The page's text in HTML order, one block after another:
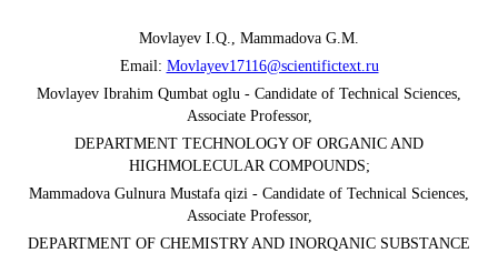
Movlayev I.Q., Mammadova G.M.
Email: Movlayev17116@scientifictext.ru
Movlayev Ibrahim Qumbat oglu - Candidate of Technical Sciences,
Associate Professor,
DEPARTMENT TECHNOLOGY OF ORGANIC AND
HIGHMOLECULAR COMPOUNDS;
Mammadova Gulnura Mustafa qizi - Candidate of Technical Sciences,
Associate Professor,
DEPARTMENT OF CHEMISTRY AND INORQANIC SUBSTANCE